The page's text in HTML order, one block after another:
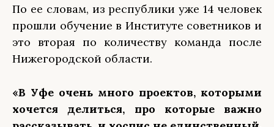
По ее словам, из республики уже 14 человек
прошли обучение в Институте советников и
это вторая по количеству команда после
Нижегородской области.
«В Уфе очень много проектов, которыми
хочется делиться, про которые важно